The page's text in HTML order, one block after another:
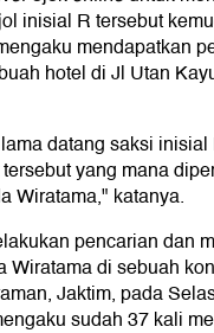
inisial R tersebut
mendapatkan
hotel di Jl Utan
datang saksi
yang mana
Wiratama," katanya.
pencarian dan
Wiratama di sebuah
Jaktim, pada
sudah 37 kali